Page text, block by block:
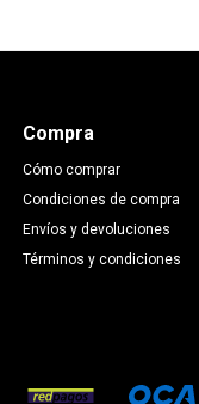
Compra
Cómo comprar
Condiciones de compra
Envíos y devoluciones
Términos y condiciones